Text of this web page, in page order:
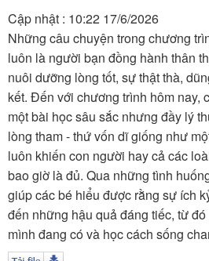
Sân khấu
Thiếu nhi
Kết nối VOV6
TÌM KIẾM
Vận hành bởi QI Corp
Cập nhật : 10:22 17/6/2026
Những câu chuyện trong chương
luôn là người bạn đồng hành thân
nuôi dưỡng lòng tốt, sự thật thà,
kết. Đến với chương trình hôm nay,
một bài học sâu sắc nhưng đầy lý
lòng tham - thứ vốn dĩ giống như
luôn khiến con người hay cả các
bao giờ là đủ. Qua những tình
giúp các bé hiểu được rằng sự ích
đến những hậu quả đáng tiếc, từ
mình đang có và học cách sống